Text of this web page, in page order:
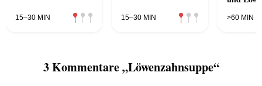
15–30 MIN 15–30 MIN >60 MIN
3 Kommentare „Löwenzahnsuppe“